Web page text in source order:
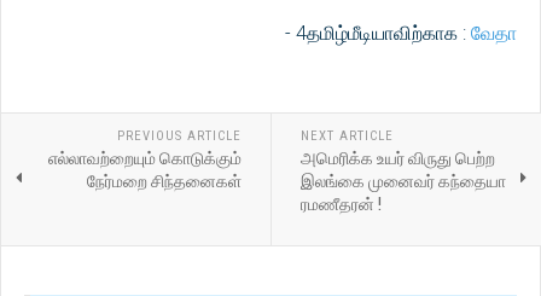
- 4தமிழ்மீடியாவிற்காக : வேதா
PREVIOUS ARTICLE
எல்லாவற்றையும் கொடுக்கும்
நேர்மறை சிந்தனைகள்
NEXT ARTICLE
அமெரிக்க உயர் விருது பெற்ற
இலங்கை முனைவர் கந்தையா
ரமணீதரன் !